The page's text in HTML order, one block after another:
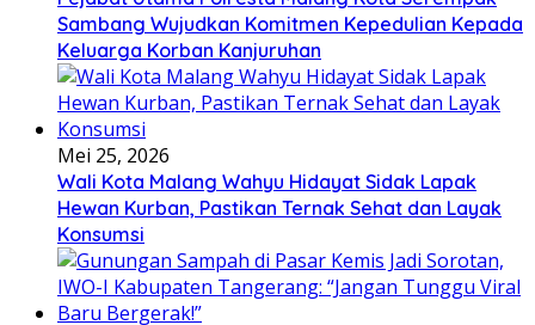
Sambang Wujudkan Komitmen Kepedulian Kepada
Keluarga Korban Kanjuruhan
Mei 25, 2026
Wali Kota Malang Wahyu Hidayat Sidak Lapak
Hewan Kurban, Pastikan Ternak Sehat dan Layak
Konsumsi